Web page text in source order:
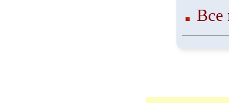
Все